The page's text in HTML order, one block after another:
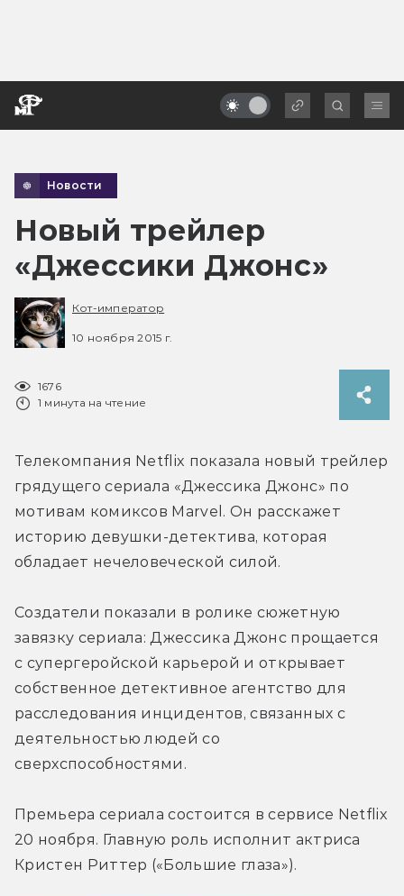
Новости
Новый трейлер
«Джессики Джонс»
Кот-император
10 ноября 2015 г.
1676
1 минута на чтение
Телекомпания Netflix показала новый трейлер
грядущего сериала «Джессика Джонс» по
мотивам комиксов Marvel. Он расскажет
историю девушки-детектива, которая
обладает нечеловеческой силой.
Создатели показали в ролике сюжетную
завязку сериала: Джессика Джонс прощается
с супергеройской карьерой и открывает
собственное детективное агентство для
расследования инцидентов, связанных с
деятельностью людей со
сверхспособностями.
Премьера сериала состоится в сервисе Netflix
20 ноября. Главную роль исполнит актриса
Кристен Риттер («Большие глаза»).